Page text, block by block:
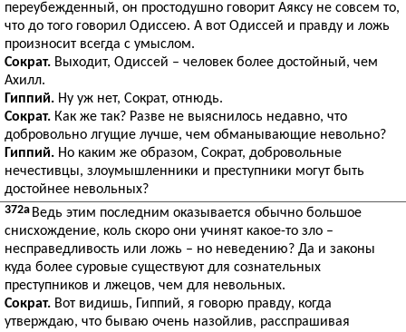
переубежденный, он простодушно говорит Аяксу не совсем то,
что до того говорил Одиссею. А вот Одиссей и правду и ложь
произносит всегда с умыслом.
Сократ. Выходит, Одиссей – человек более достойный, чем
Ахилл.
Гиппий. Ну уж нет, Сократ, отнюдь.
Сократ. Как же так? Разве не выяснилось недавно, что
добровольно лгущие лучше, чем обманывающие невольно?
Гиппий. Но каким же образом, Сократ, добровольные
нечестивцы, злоумышленники и преступники могут быть
достойнее невольных?
372a Ведь этим последним оказывается обычно большое
снисхождение, коль скоро они учинят какое-то зло –
несправедливость или ложь – но неведению? Да и законы
куда более суровые существуют для сознательных
преступников и лжецов, чем для невольных.
Сократ. Вот видишь, Гиппий, я говорю правду, когда
утверждаю, что бываю очень назойлив, расспрашивая